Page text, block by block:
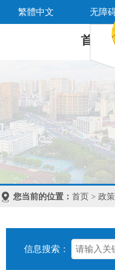
繁體中文 无障
首 页
您当前的位置： 首页 > 政
信息搜索：